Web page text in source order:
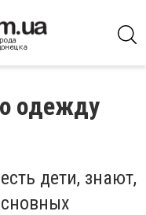
одежду
дети, знают,